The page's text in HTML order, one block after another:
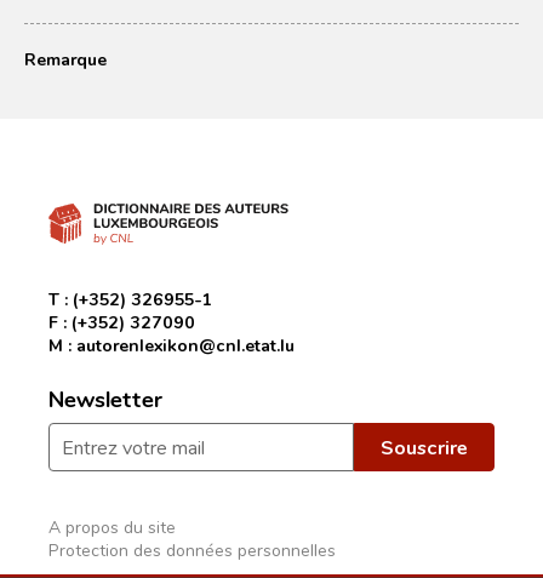
Remarque
T : (+352) 326955-1
F : (+352) 327090
M : autorenlexikon@cnl.etat.lu
Newsletter
A propos du site
Protection des données personnelles